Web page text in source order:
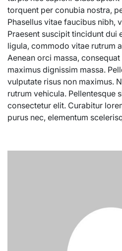
torquent per conubia nostra,
Phasellus vitae faucibus nibh,
Praesent suscipit tincidunt dui
ligula, commodo vitae rutrum
Aenean orci massa,
maximus dignissim massa.
vulputate risus non maximus.
rutrum vehicula. Pellentesque
consectetur elit. Curabitur
purus nec, elementum